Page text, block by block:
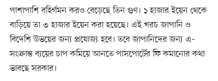
পাশাপাশি বহির্গমন করও বেড়েছে তিন গুণ। ১ হাজার ইয়েন থেকে
বাড়িয়ে তা ৩ হাজার ইয়েন করা হয়েছে। এই খরচ জাপানি ও
বিদেশি উভয়ের জন্য প্রযোজ্য হবে। তবে জাপানিদের জন্য এ–
সংক্রান্ত ব্যয়ের চাপ কমিয়ে আনতে পাসপোর্টের ফি কমানোর কথা
ভাবছে সরকার।